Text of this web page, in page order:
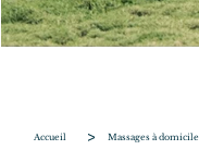
Accueil > Massages à domicile